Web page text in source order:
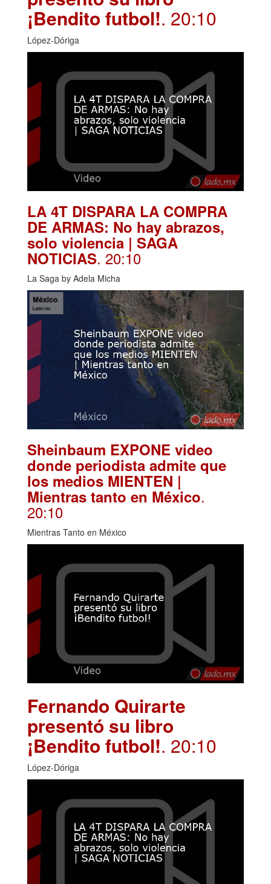
¡Bendito futbol!. 20:10
López-Dóriga
LA 4T DISPARA LA COMPRA
DE ARMAS: No hay abrazos,
solo violencia | SAGA
NOTICIAS. 20:10
La Saga by Adela Micha
Sheinbaum EXPONE video
donde periodista admite que
los medios MIENTEN |
Mientras tanto en México.
20:10
Mientras Tanto en México
Fernando Quirarte
presentó su libro
¡Bendito futbol!. 20:10
López-Dóriga